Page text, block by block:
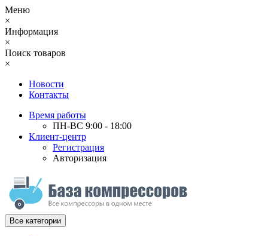
Меню
×
Информация
×
Поиск товаров
×
Новости
Контакты
Время работы
ПН-ВС 9:00 - 18:00
Клиент-центр
Регистрация
Авторизация
Все категории